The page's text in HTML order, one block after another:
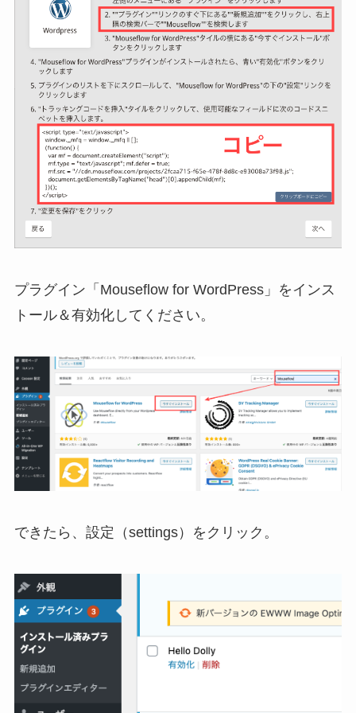
プラグイン「Mouseflow for WordPress」をインス
トール＆有効化してください。
できたら、設定（settings）をクリック。